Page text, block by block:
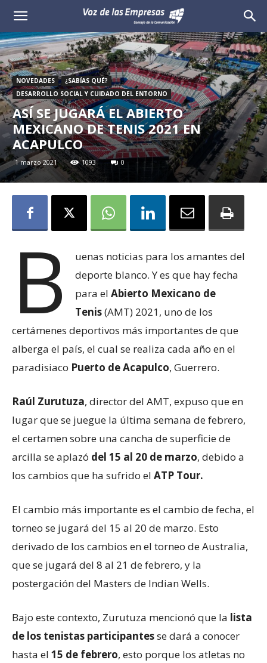
Voz
de
las
Empresas
NOVEDADES
¿SABÍAS QUÉ?
DESARROLLO SOCIAL Y CUIDADO DEL ENTORNO
ASÍ SE JUGARÁ EL ABIERTO
MEXICANO DE TENIS 2021 EN
ACAPULCO
1 marzo 2021 1093 0
B
uenas noticias para los amantes del
deporte blanco. Y es que hay fecha
para elAbierto Mexicano de
Tenis(AMT) 2021, uno de los
certámenes deportivos más importantes de que
alberga el país, el cual se realiza cada año en el
paradisiaco Puerto de Acapulco, Guerrero.
Raúl Zurutuza, director del AMT, expuso que en
lugar que se juegue la última semana de febrero,
el certamen sobre una cancha de superficie de
arcilla se aplazó del 15 al 20 de marzo, debido a
los cambios que ha sufrido el ATP Tour.
El cambio más importante es el cambio de fecha, el
torneo se jugará del 15 al 20 de marzo. Esto
derivado de los cambios en el torneo de Australia,
que se jugará del 8 al 21 de febrero, y la
postergación del Masters de Indian Wells.
Bajo este contexto, Zurutuza mencionó que la lista
de los tenistas participantesse dará a conocer
hasta el 15 de febrero, esto porque los atletas no